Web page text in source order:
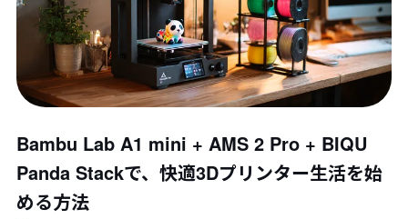
Bambu Lab A1 mini + AMS 2 Pro + BIQU
Panda Stackで、快適3Dプリンター生活を始
める方法